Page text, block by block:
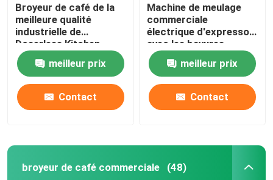
Broyeur de café de la
meilleure qualité
industrielle de
Doserless Kitchen
Appliances
meilleur prix
Contact
Machine de meulage
commerciale
électrique d'expresso
avec les bavures
titaniques
meilleur prix
Contact
broyeur de café commerciale (48)